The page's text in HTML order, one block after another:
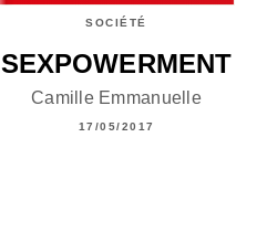
SOCIÉTÉ
SEXPOWERMENT
Camille Emmanuelle
17/05/2017